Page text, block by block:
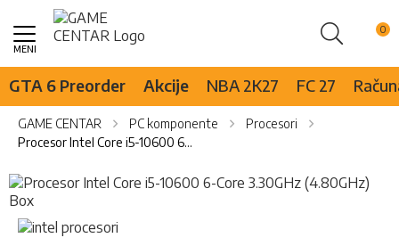
Pretraži
Skip
Content
GTA 6 Preorder Akcije NBA 2K27 FC 27
GAME CENTAR PC komponente
Procesori
Procesor Intel Core i5-10600 6-Core 3.30GHz (4.80GHz) Box
Skip
to
the
end
Skip
to